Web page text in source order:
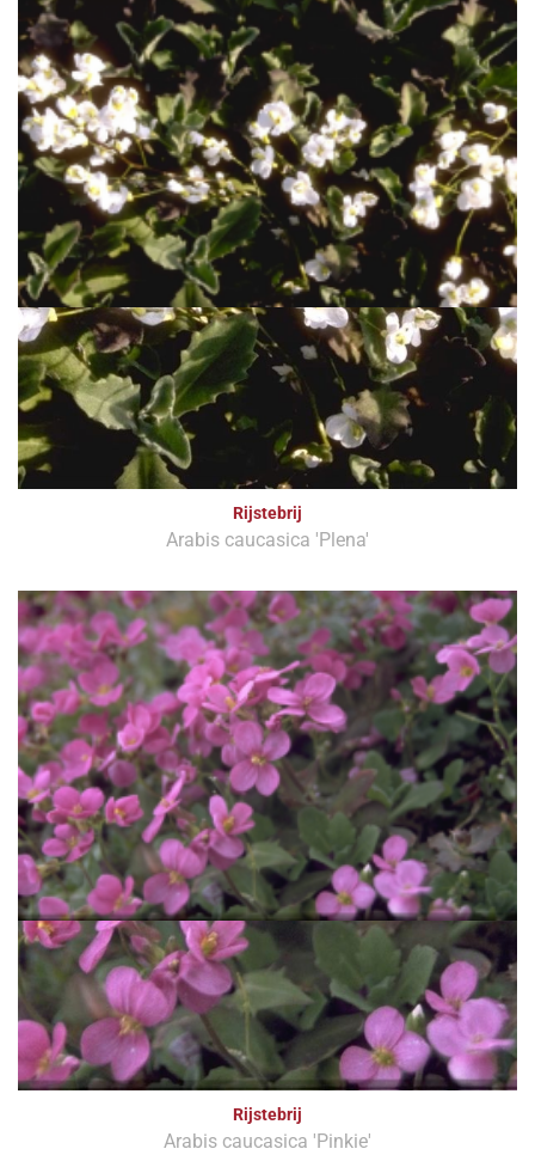
Rijstebrij
Arabis caucasica 'Plena'
Rijstebrij
Arabis caucasica 'Pinkie'